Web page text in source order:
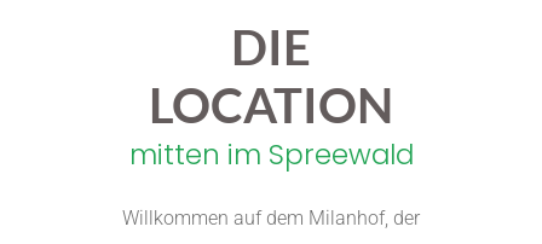
DIE
LOCATION
mitten im Spreewald
Willkommen auf dem Milanhof, der